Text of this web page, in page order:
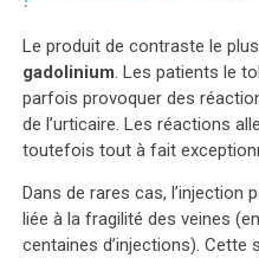
Le produit de contraste le
gadolinium. Les patients le
parfois provoquer des
de l’urticaire. Les réactions
toutefois tout à fait
Dans de rares cas, l’injection
liée à la fragilité des veines
centaines d’injections).